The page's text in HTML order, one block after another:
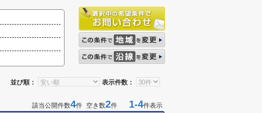
並び順： 表示件数：
該当公開件数4件 空き数2件 1-4件表示